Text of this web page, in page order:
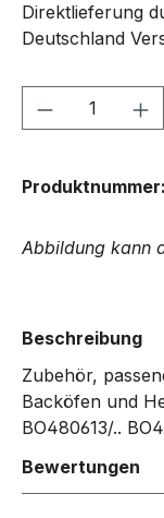
Direktlieferung
Deutschland
Produkt
Produktnummer:
Abbildung kann
Beschreibung
Zubehör,
Backöfen und
BO480613/..
Bewertungen